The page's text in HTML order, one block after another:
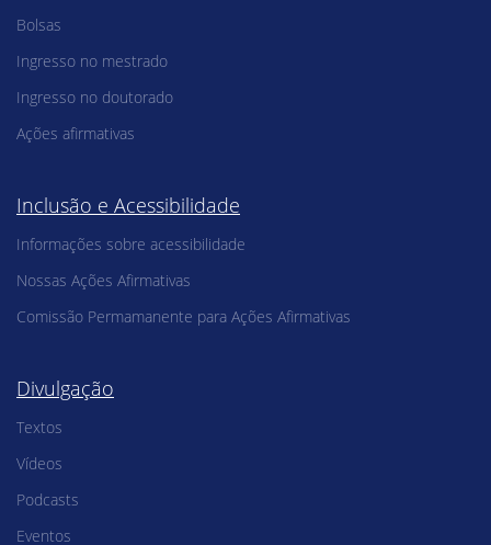
Bolsas
Ingresso no mestrado
Ingresso no doutorado
Ações afirmativas
Inclusão e Acessibilidade
Informações sobre acessibilidade
Nossas Ações Afirmativas
Comissão Permamanente para Ações Afirmativas
Divulgação
Textos
Vídeos
Podcasts
Eventos